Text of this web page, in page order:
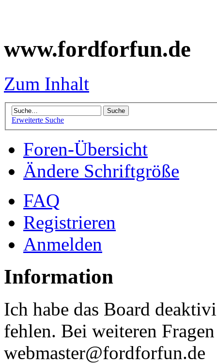
www.fordforfun.de
Zum Inhalt
Erweiterte Suche
Foren-Übersicht
Ändere Schriftgröße
FAQ
Registrieren
Anmelden
Information
Ich habe das Board
fehlen. Bei weiteren
webmaster@fordforfun.de